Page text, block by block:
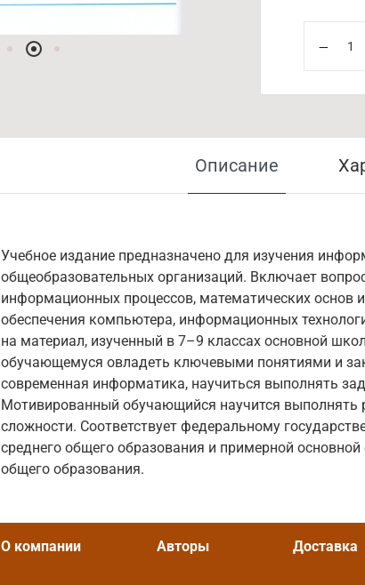
Описание
Учебное издание предназначено для изучения
общеобразовательных организаций. Включает
информационных процессов, математических основ
обеспечения компьютера, информационных
на материал, изученный в 7–9 классах основной
обучающемуся овладеть ключевыми понятиями и
современная информатика, научиться выполнять
Мотивированный обучающийся научится
сложности. Соответствует федеральному
среднего общего образования и примерной
общего образования.
О компании Авторы Доставка